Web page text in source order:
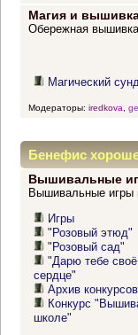
Магия и
Обережная вышивка
Магический
Модераторы: iredkova
Бенефис
Вышивальные
Вышивальные игры
Игры
"Розовый этюд"
"Розовый сад"
"Дарю тебе своё
сердце"
Архив конкурсов
Конкурс
школе"